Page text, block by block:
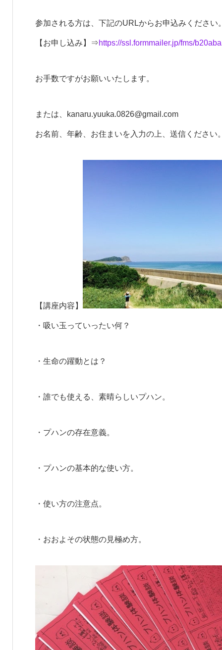
参加される方は、下記のURLからお申込みください
【お申し込み】⇒https://ssl.formmailer.jp/fms/
お手数ですがお願いいたします。
または、kanaru.yuuka.0826@gmail.com
お名前、年齢、お住まいを入力の上、送信ください
【講座内容】
・吸い玉っていったい何？
・生命の躍動とは？
・誰でも使える、素晴らしいプハン。
・プハンの存在意義。
・プハンの基本的な使い方。
・使い方の注意点。
・おおよその状態の見極め方。